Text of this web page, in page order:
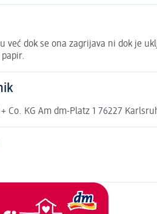
već dok se ona zagrijava ni dok je
Co. KG Am dm-Platz 1 76227